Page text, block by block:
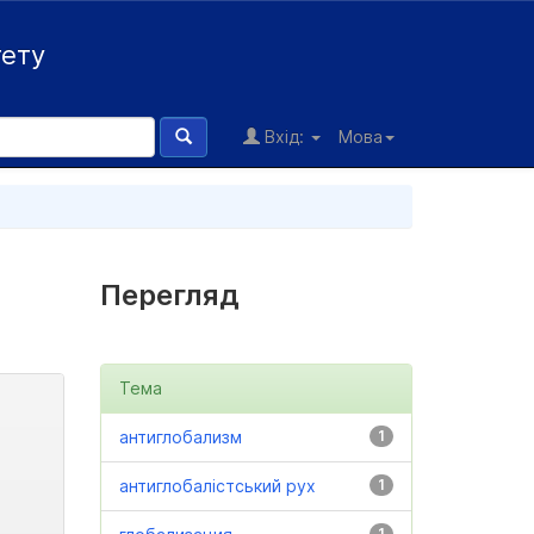
Мова
Вхід:
Перегляд
Тема
1
антиглобализм
1
антиглобалістський рух